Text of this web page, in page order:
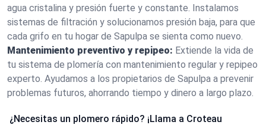
agua cristalina y presión fuerte y constante. Instalamos
sistemas de filtración y solucionamos presión baja, para que
cada grifo en tu hogar de Sapulpa se sienta como nuevo.
Mantenimiento preventivo y repipeo: Extiende la vida de
tu sistema de plomería con mantenimiento regular y repipeo
experto. Ayudamos a los propietarios de Sapulpa a prevenir
problemas futuros, ahorrando tiempo y dinero a largo plazo.
¿Necesitas un plomero rápido? ¡Llama a Croteau